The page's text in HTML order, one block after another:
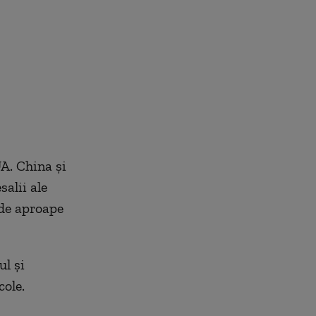
China și
ale
aproape
și